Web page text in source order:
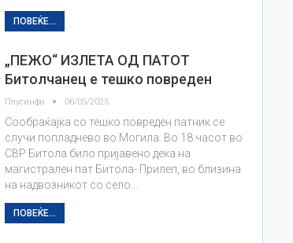
ПОВЕЌЕ...
„ПЕЖО“ ИЗЛЕТА ОД ПАТОТ
Битолчанец е тешко повреден
Плусинфо 06/05/2025
Сообраќајка со тешко повреден патник се
случи попладнево во Могила. Во 18 часот во
СВР Битола било пријавено дека на
магистрален пат Битола- Прилеп, во близина
на надвозникот со село…
ПОВЕЌЕ...